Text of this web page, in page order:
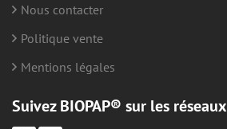
Nous contacter
Politique vente
Mentions légales
Suivez BIOPAP® sur les réseaux